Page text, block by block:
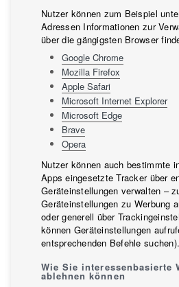
Nutzer können zum Beispiel
Adressen Informationen zur
über die gängigsten Browser
Google Chrome
Mozilla Firefox
Apple Safari
Microsoft Internet Explorer
Microsoft Edge
Brave
Opera
Nutzer können auch bestimmte
Apps eingesetzte Tracker über
Geräteinstellungen verwalten –
Geräteinstellungen zu Werbung
oder generell über
können Geräteinstellungen
entsprechenden Befehle suchen).
Wie Sie interessenbasierte
ablehnen können